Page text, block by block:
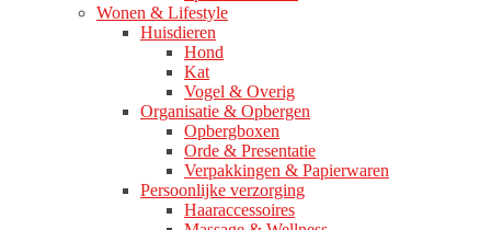
Wonen & Lifestyle
Huisdieren
Hond
Kat
Vogel & Overig
Organisatie & Opbergen
Opbergboxen
Orde & Presentatie
Verpakkingen & Papierwaren
Persoonlijke verzorging
Haaraccessoires